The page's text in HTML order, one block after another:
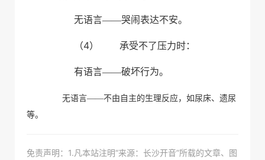
无语言——哭闹表达不安。
（4） 承受不了压力时：
有语言——破坏行为。
无语言——不由自主的生理反应，如尿床、遗尿
等。
免责声明：1.凡本站注明“来源：长沙开音”所载的文章、图